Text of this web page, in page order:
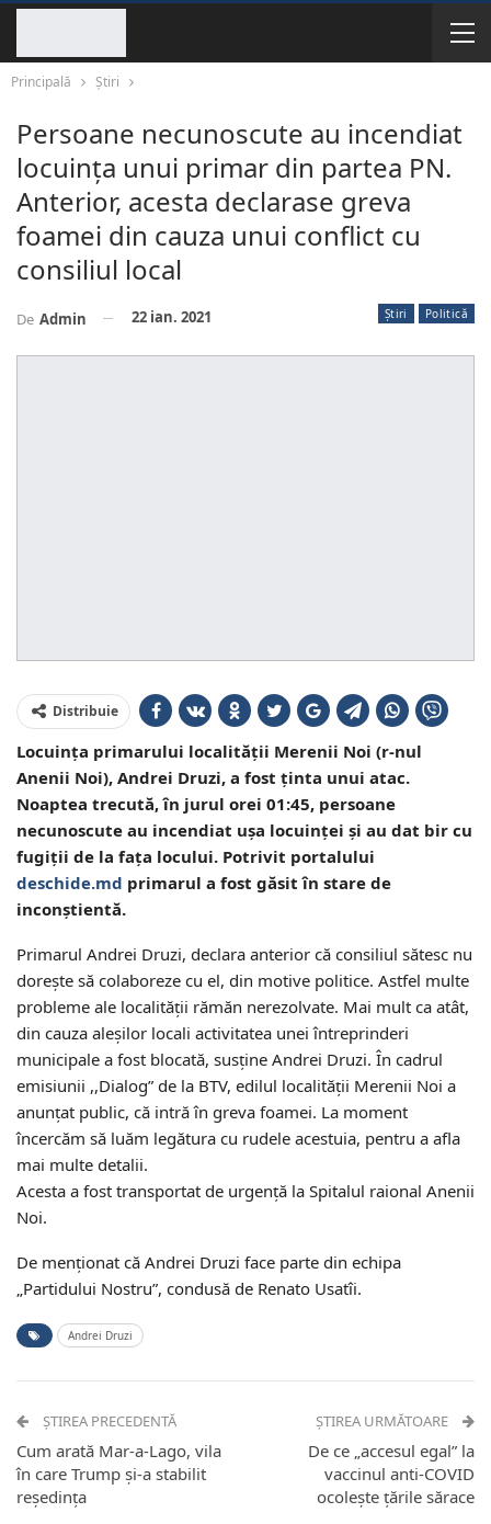
Principală Știri
Persoane necunoscute au incendiat
locuința unui primar din partea PN.
Anterior, acesta declarase greva
foamei din cauza unui conflict cu
consiliul local
Știri Politică
De Admin 22 ian. 2021
Distribuie
Locuința primarului localității Merenii Noi (r-nul
Anenii Noi), Andrei Druzi, a fost ținta unui atac.
Noaptea trecută, în jurul orei 01:45, persoane
necunoscute au incendiat ușa locuinței și au dat bir cu
fugiții de la fața locului. Potrivit portalului
deschide.md primarul a fost găsit în stare de
inconștientă.
Primarul Andrei Druzi, declara anterior că consiliul sătesc nu
dorește să colaboreze cu el, din motive politice. Astfel multe
probleme ale localității rămăn nerezolvate. Mai mult ca atât,
din cauza aleșilor locali activitatea unei întreprinderi
municipale a fost blocată, susține Andrei Druzi. În cadrul
emisiunii ,,Dialog” de la BTV, edilul localității Merenii Noi a
anunțat public, că intră în greva foamei. La moment
încercăm să luăm legătura cu rudele acestuia, pentru a afla
mai multe detalii.
Acesta a fost transportat de urgență la Spitalul raional Anenii
Noi.
De menționat că Andrei Druzi face parte din echipa
„Partidului Nostru”, condusă de Renato Usatîi.
Andrei Druzi
ȘTIREA PRECEDENTĂ
Cum arată Mar-a-Lago, vila
în care Trump și-a stabilit
reședința
ȘTIREA URMĂTOARE
De ce „accesul egal” la
vaccinul anti-COVID
ocolește țările sărace